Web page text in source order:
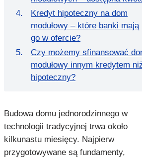
Kredyt hipoteczny na dom
modułowy – które banki mają
go w ofercie?
Czy możemy sfinansować
modułowy innym kredytem
hipoteczny?
Budowa domu jednorodzinnego w
technologii tradycyjnej trwa około
kilkunastu miesięcy. Najpierw
przygotowywane są fundamenty,